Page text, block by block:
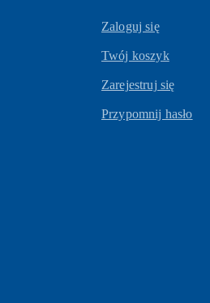
Zaloguj się
Twój koszyk
Zarejestruj się
Przypomnij hasło